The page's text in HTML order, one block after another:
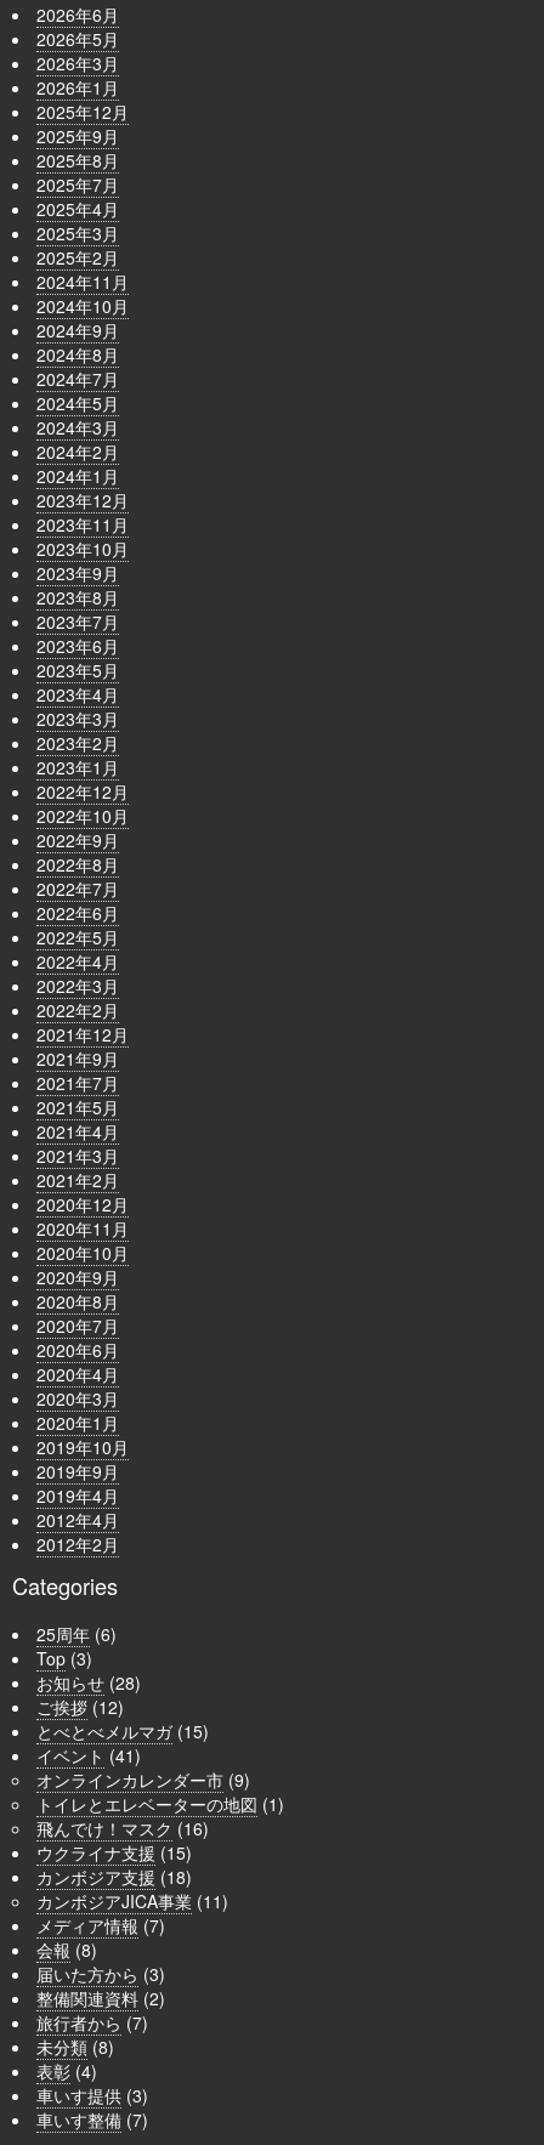
2026年6月
2026年5月
2026年3月
2026年1月
2025年12月
2025年9月
2025年8月
2025年7月
2025年4月
2025年3月
2025年2月
2024年11月
2024年10月
2024年9月
2024年8月
2024年7月
2024年5月
2024年3月
2024年2月
2024年1月
2023年12月
2023年11月
2023年10月
2023年9月
2023年8月
2023年7月
2023年6月
2023年5月
2023年4月
2023年3月
2023年2月
2023年1月
2022年12月
2022年10月
2022年9月
2022年8月
2022年7月
2022年6月
2022年5月
2022年4月
2022年3月
2022年2月
2021年12月
2021年9月
2021年7月
2021年5月
2021年4月
2021年3月
2021年2月
2020年12月
2020年11月
2020年10月
2020年9月
2020年8月
2020年7月
2020年6月
2020年4月
2020年3月
2020年1月
2019年10月
2019年9月
2019年4月
2012年4月
2012年2月
Categories
25周年 (6)
Top (3)
お知らせ (28)
ご挨拶 (12)
とべとべメルマガ(15)
イベント (41)
オンラインカレンダー市 (9)
トイレとエレベーターの地図 (1)
飛んでけ！マスク (16)
ウクライナ支援 (15)
カンボジア支援 (18)
カンボジアJICA事業 (11)
メディア情報 (7)
会報 (8)
届いた方から (3)
整備関連資料 (2)
旅行者から (7)
未分類 (8)
表彰 (4)
車いす提供 (3)
車いす整備 (7)